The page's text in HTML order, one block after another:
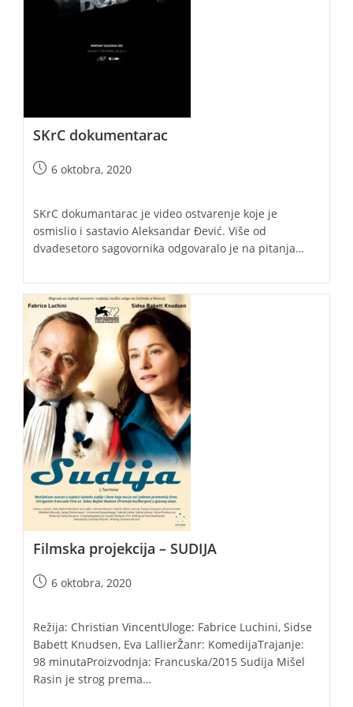
SKrC dokumentarac
Post6 oktobra, 2020
SKrC dokumantarac je video ostvarenje koje je
osmislio i sastavio Aleksandar Đević. Više od
dvadesetoro sagovornika odgovaralo je na pitanja…
Filmska projekcija – SUDIJA
Post6 oktobra, 2020
Režija: Christian VincentUloge: Fabrice Luchini, Sidse
Babett Knudsen, Eva LallierŽanr: KomedijaTrajanje:
98 minutaProizvodnja: Francuska/2015 Sudija Mišel
Rasin je strog prema…